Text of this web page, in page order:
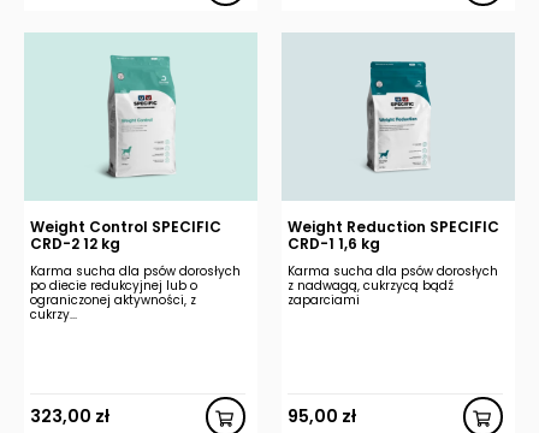
Weight Control SPECIFIC
CRD-2 12 kg
Karma sucha dla psów dorosłych
po diecie redukcyjnej lub o
ograniczonej aktywności, z
cukrzy...
323,00 zł
Weight Reduction SPECIFIC
CRD-1 1,6 kg
Karma sucha dla psów dorosłych
z nadwagą, cukrzycą bądź
zaparciami
95,00 zł